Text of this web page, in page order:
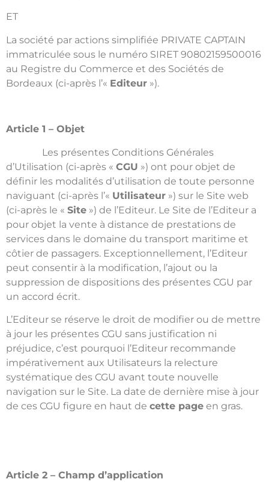
ET
La société par actions simplifiée PRIVATE CAPTAIN
immatriculée sous le numéro SIRET 90802159500016
au Registre du Commerce et des Sociétés de
Bordeaux (ci-après l’« Editeur »).
Article 1 – Objet
Les présentes Conditions Générales
d’Utilisation (ci-après « CGU ») ont pour objet de
définir les modalités d’utilisation de toute personne
naviguant (ci-après l’« Utilisateur ») sur le Site web
(ci-après le « Site ») de l’Editeur. Le Site de l’Editeur a
pour objet la vente à distance de prestations de
services dans le domaine du transport maritime et
côtier de passagers. Exceptionnellement, l’Editeur
peut consentir à la modification, l’ajout ou la
suppression de dispositions des présentes CGU par
un accord écrit.
L’Editeur se réserve le droit de modifier ou de mettre
à jour les présentes CGU sans justification ni
préjudice, c’est pourquoi l’Editeur recommande
impérativement aux Utilisateurs la relecture
systématique des CGU avant toute nouvelle
navigation sur le Site. La date de dernière mise à jour
de ces CGU figure en haut de cette page en gras.
Article 2 – Champ d’application